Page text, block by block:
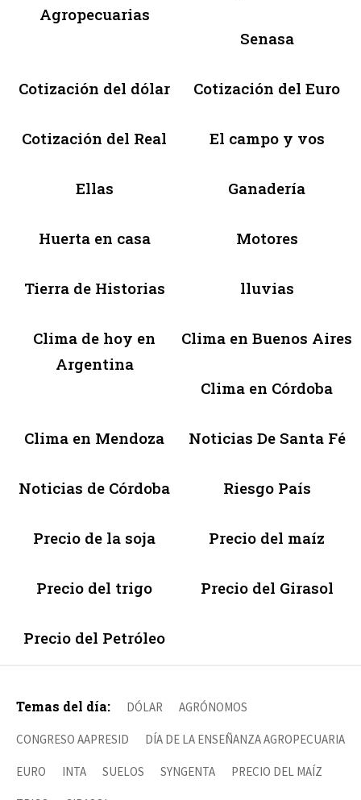
Agropecuarias
Senasa
Cotización del dólar Cotización del Euro
Cotización del Real El campo y vos
Ellas Ganadería
Huerta en casa Motores
Tierra de Historias lluvias
Clima de hoy en
Argentina
Clima en Buenos Aires
Clima en Córdoba
Clima en Mendoza Noticias De Santa Fé
Noticias de Córdoba Riesgo País
Precio de la soja Precio del maíz
Precio del trigo Precio del Girasol
Precio del Petróleo
Temas del día: DÓLAR AGRÓNOMOS
CONGRESO AAPRESID DÍA DE LA ENSEÑANZA AGROPECUARIA
EURO INTA SUELOS SYNGENTA PRECIO DEL MAÍZ